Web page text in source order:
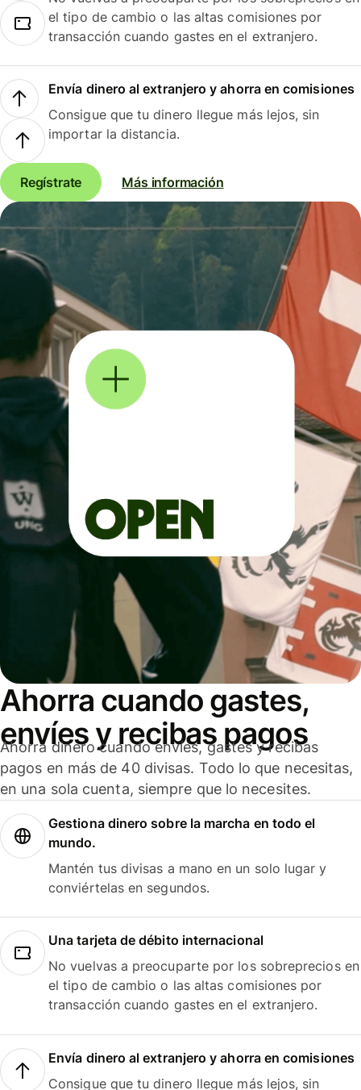
el tipo de cambio o las altas comisiones por
transacción cuando gastes en el extranjero.
Envía dinero al extranjero y ahorra en comisiones
Consigue que tu dinero llegue más lejos, sin
importar la distancia.
Regístrate Más información
Ahorra cuando gastes,
envíes y recibas pagos
Ahorra dinero cuando envíes, gastes y recibas
pagos en más de 40 divisas. Todo lo que necesitas,
en una sola cuenta, siempre que lo necesites.
Gestiona dinero sobre la marcha en todo el
mundo.
Mantén tus divisas a mano en un solo lugar y
conviértelas en segundos.
Una tarjeta de débito internacional
No vuelvas a preocuparte por los sobreprecios en
el tipo de cambio o las altas comisiones por
transacción cuando gastes en el extranjero.
Envía dinero al extranjero y ahorra en comisiones
Consigue que tu dinero llegue más lejos, sin